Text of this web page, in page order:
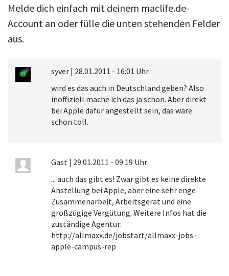
Melde dich einfach mit deinem maclife.de-
Account an oder fülle die unten stehenden Felder
aus.
syver | 28.01.2011 - 16:01 Uhr
wird es das auch in Deutschland geben? Also
inoffiziell mache ich das ja schon. Aber direkt
bei Apple dafür angestellt sein, das wäre
schon toll.
Gast | 29.01.2011 - 09:19 Uhr
... auch das gibt es! Zwar gibt es keine direkte
Anstellung bei Apple, aber eine sehr enge
Zusammenarbeit, Arbeitsgerät und eine
großzügige Vergütung. Weitere Infos hat die
zuständige Agentur:
http://allmaxx.de/jobstart/allmaxx-jobs-
apple-campus-rep